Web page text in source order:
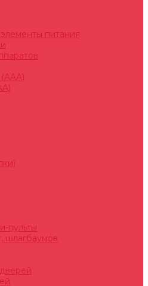
питания
пульты
шлагбаумов